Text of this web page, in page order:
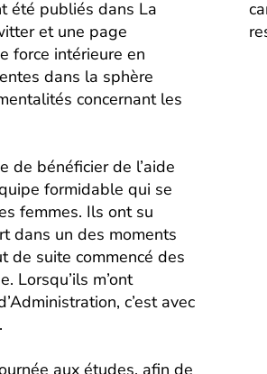
été publiés dans La
et une page
force intérieure en
dans la sphère
concernant les
de bénéficier de l’aide
formidable qui se
femmes. Ils ont su
dans un des moments
de suite commencé des
Lorsqu’ils m’ont
c’est avec
aux études, afin de